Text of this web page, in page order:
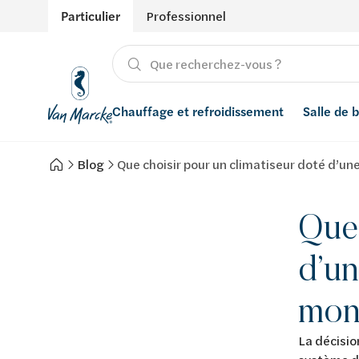
Particulier Professionnel
Chauffage et refroidissement
Chauffage
Salle de
Produits
Énergies renouvelables
Adoucisseurs d’eau
Blog Que choisir pour un climatiseur doté
La